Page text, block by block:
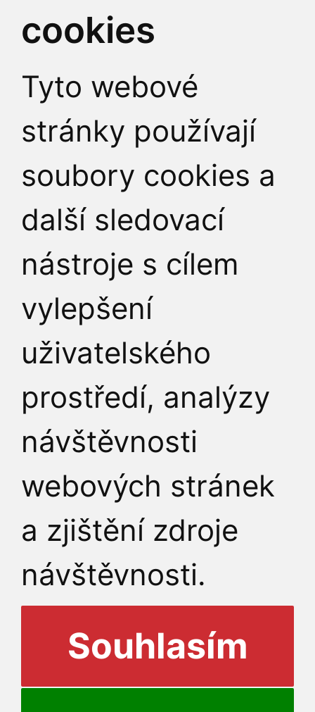
cookies
Tyto webové
stránky používají
soubory cookies a
další sledovací
nástroje s cílem
vylepšení
uživatelského
prostředí, analýzy
návštěvnosti
webových stránek
a zjištění zdroje
návštěvnosti.
Souhlasím
DIČ:CZ00216208
JAK K NÁM